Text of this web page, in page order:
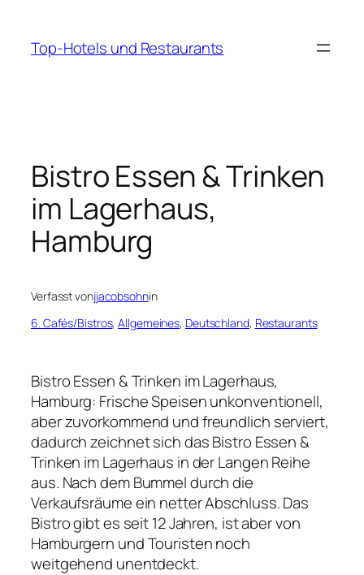
springen
Top-Hotels und Restaurants
Bistro Essen & Trinken
im Lagerhaus,
Hamburg
Verfasst vonjjacobsohnin
6. Cafés/Bistros, Allgemeines, Deutschland, Restaurants
Bistro Essen & Trinken im Lagerhaus,
Hamburg: Frische Speisen unkonventionell,
aber zuvorkommend und freundlich serviert,
dadurch zeichnet sich das Bistro Essen &
Trinken im Lagerhaus in der Langen Reihe
aus. Nach dem Bummel durch die
Verkaufsräume ein netter Abschluss. Das
Bistro gibt es seit 12 Jahren, ist aber von
Hamburgern und Touristen noch
weitgehend unentdeckt.